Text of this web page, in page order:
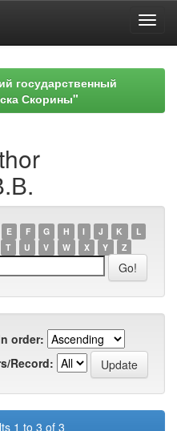
государственный
Скорины"
E F G H I J K
L
T U V W X Y Z
order:
Record:
1 to 3 of 3